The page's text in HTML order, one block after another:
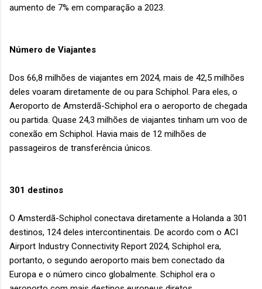
aumento de 7% em comparação a 2023.
Número de Viajantes
Dos 66,8 milhões de viajantes em 2024, mais de 42,5 milhões
deles voaram diretamente de ou para Schiphol. Para eles, o
Aeroporto de Amsterdã-Schiphol era o aeroporto de chegada
ou partida. Quase 24,3 milhões de viajantes tinham um voo de
conexão em Schiphol. Havia mais de 12 milhões de
passageiros de transferência únicos.
301 destinos
O Amsterdã-Schiphol conectava diretamente a Holanda a 301
destinos, 124 deles intercontinentais. De acordo com o ACI
Airport Industry Connectivity Report 2024, Schiphol era,
portanto, o segundo aeroporto mais bem conectado da
Europa e o número cinco globalmente. Schiphol era o